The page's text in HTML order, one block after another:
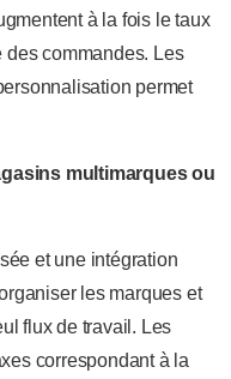
à la fois le taux
commandes. Les
permet
multimarques ou
et une intégration
les marques et
flux de travail. Les
correspondant à la